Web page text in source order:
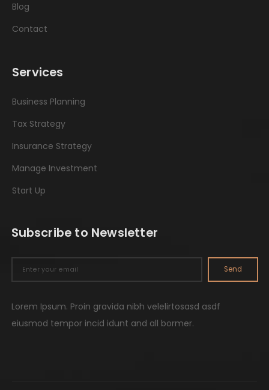
Blog
Contact
Services
Business Planning
Tax Strategy
Insurance Strategy
Manage Investment
Start Up
Subscribe to Newsletter
Send
Lorem Ipsum. Proin gravida nibh velelirtosasd asdf
eiusmod tempor incid idunt and all bormer.